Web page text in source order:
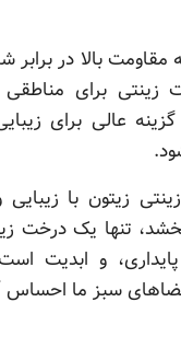
مقاومت بالا در برابر
زینتی برای
عالی برای
زیتون با
تنها یک درخت
پایداری، و ابدیت
سبز ما